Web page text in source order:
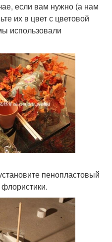
если вам нужно (а нам
их в цвет с цветовой
использовали
пенопластовый